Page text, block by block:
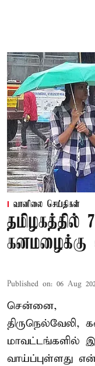
வானிலை செய்திகள்
கனமழைக்கு
Published on: 06 Aug
சென்னை,
திருநெல்வேலி,
மாவட்டங்களில்
வாய்ப்புள்ளது